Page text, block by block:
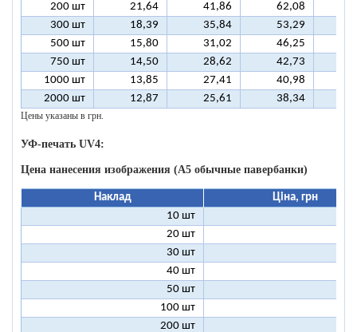
200 шт
21,64 41,86 62,08
300 шт
18,39 35,84 53,29
500 шт
15,80 31,02 46,25
750 шт
14,50 28,62 42,73
1000 шт
13,85 27,41 40,98
2000 шт
12,87 25,61 38,34
Цены указаны в грн.
УФ-печать UV4:
Цена нанесения изображения (А5 обычные павербанки)
Наклад
Ціна, грн
10 шт
20 шт
30 шт
40 шт
50 шт
100 шт
200 шт